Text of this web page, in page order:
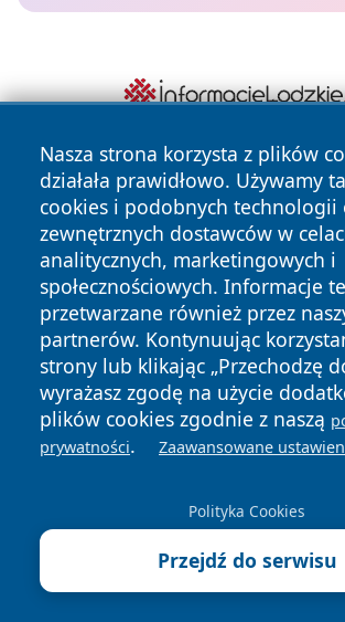
Nasza strona korzysta z plików
działała prawidłowo. Używamy
cookies i podobnych technologii
zewnętrznych dostawców w
analitycznych, marketingowych i
społecznościowych. Informacje
przetwarzane również przez
partnerów. Kontynuując
strony lub klikając „Przechodzę
wyrażasz zgodę na użycie
plików cookies zgodnie z naszą
prywatności. Zaawansowane
Polityka Cookies
Przejdź do serwisu
Copyright © 2026 faktyrzeszow.pl Wszystkie
zastrzeżone.
News Autorzy
Polityka
Prywatności